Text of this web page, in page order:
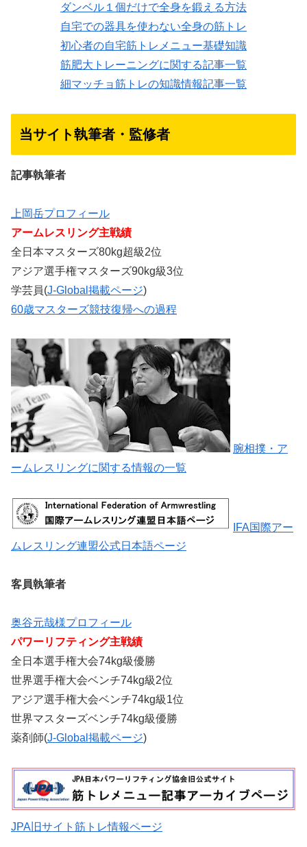
ダンベル１個だけで全身を鍛える方法
自宅での器具を使わない全身の筋トレ
初心者の自宅筋トレメニュー基礎知識
筋肥大トレーニングに関する記事一覧
細マッチョ筋トレの知識情報記事一覧
当サイト執筆者・監修者
記事執筆者
上岡岳プロフィール
アームレスリング主戦績
全日本マスターズ80kg超級2位
アジア選手権マスターズ90kg級3位
学芸員(J-Global掲載ページ)
60歳マスターズ競技復帰への過程
腕相撲・ア
ームレスリングに関する情報の一覧
IFA国際アー
ムレスリング連盟公式日本語ページ
客員執筆者
奥谷元哉様プロフィール
パワーリフティング主戦績
全日本選手権大会74kg級優勝
世界選手権大会ベンチ74kg級2位
アジア選手権大会ベンチ74kg級1位
世界マスターズベンチ74kg級優勝
薬剤師(J-Global掲載ページ)
JPA旧サイト筋トレ情報ページ